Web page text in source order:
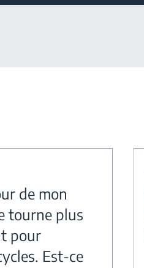
de mon
tourne plus
pour
Est-ce